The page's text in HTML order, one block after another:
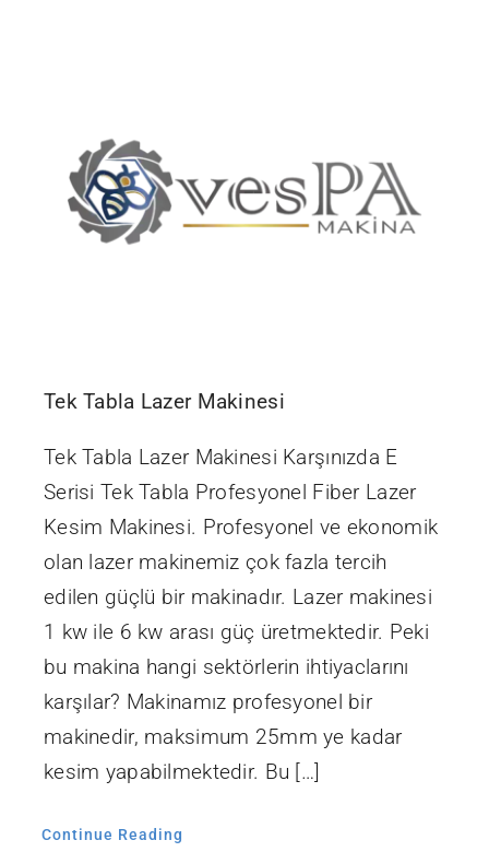
Tek Tabla Lazer Makinesi
Tek Tabla Lazer Makinesi Karşınızda E
Serisi Tek Tabla Profesyonel Fiber Lazer
Kesim Makinesi. Profesyonel ve ekonomik
olan lazer makinemiz çok fazla tercih
edilen güçlü bir makinadır. Lazer makinesi
1 kw ile 6 kw arası güç üretmektedir. Peki
bu makina hangi sektörlerin ihtiyaclarını
karşılar? Makinamız profesyonel bir
makinedir, maksimum 25mm ye kadar
kesim yapabilmektedir. Bu […]
Continue Reading